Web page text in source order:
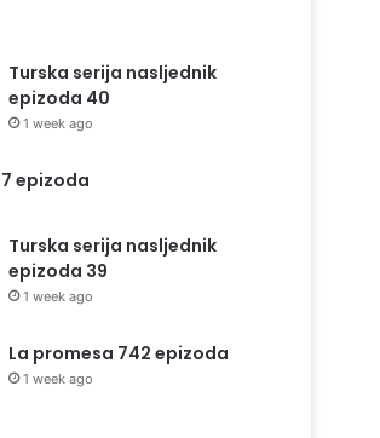
Turska serija nasljednik
epizoda 40
1 week ago
epizoda
Turska serija nasljednik
epizoda 39
1 week ago
La promesa 742 epizoda
1 week ago